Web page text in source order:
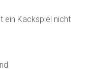
ein Kackspiel nicht